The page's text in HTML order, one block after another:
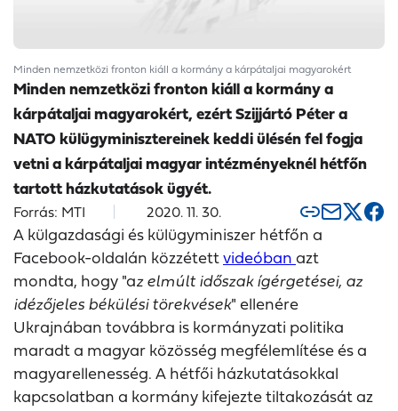
Minden nemzetközi fronton kiáll a kormány a kárpátaljai magyarokért
Minden nemzetközi fronton kiáll a kormány a
kárpátaljai magyarokért, ezért Szijjártó Péter a
NATO külügyminisztereinek keddi ülésén fel fogja
vetni a kárpátaljai magyar intézményeknél hétfőn
tartott házkutatások ügyét.
Forrás: MTI 2020. 11. 30.
A külgazdasági és külügyminiszer hétfőn a
Facebook-oldalán közzétettvideóbanazt
mondta, hogy "az elmúlt időszak ígérgetései, az
idézőjeles békülési törekvések" ellenére
Ukrajnában továbbra is kormányzati politika
maradt a magyar közösség megfélemlítése és a
magyarellenesség. A hétfői házkutatásokkal
kapcsolatban a kormány kifejezte tiltakozását az